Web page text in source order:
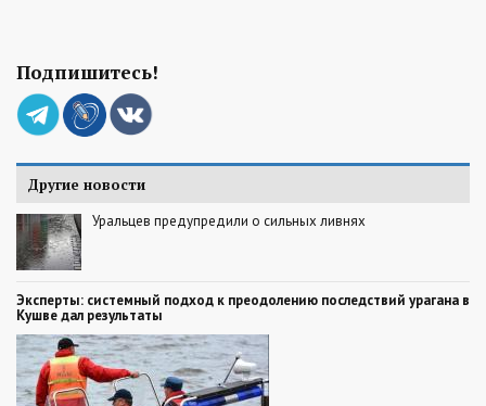
Подпишитесь!
Другие новости
Уральцев предупредили о сильных ливнях
Эксперты: системный подход к преодолению последствий урагана в
Кушве дал результаты